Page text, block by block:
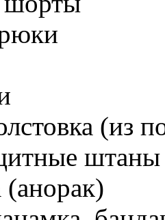
(из
штаны
(анорак)